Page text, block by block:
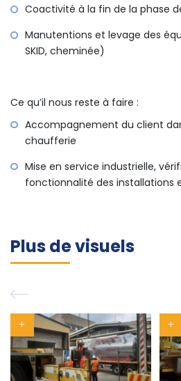
Coactivité à la fin de la phase
Manutentions et levage des
SKID, cheminée)
Ce qu’il nous reste à faire :
Accompagnement du client
chaufferie
Mise en service industrielle,
fonctionnalité des installations
Plus de visuels